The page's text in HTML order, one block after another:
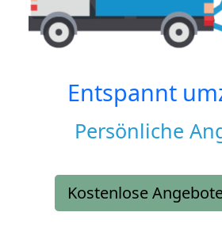
Entspannt
Persönliche
Kostenlose